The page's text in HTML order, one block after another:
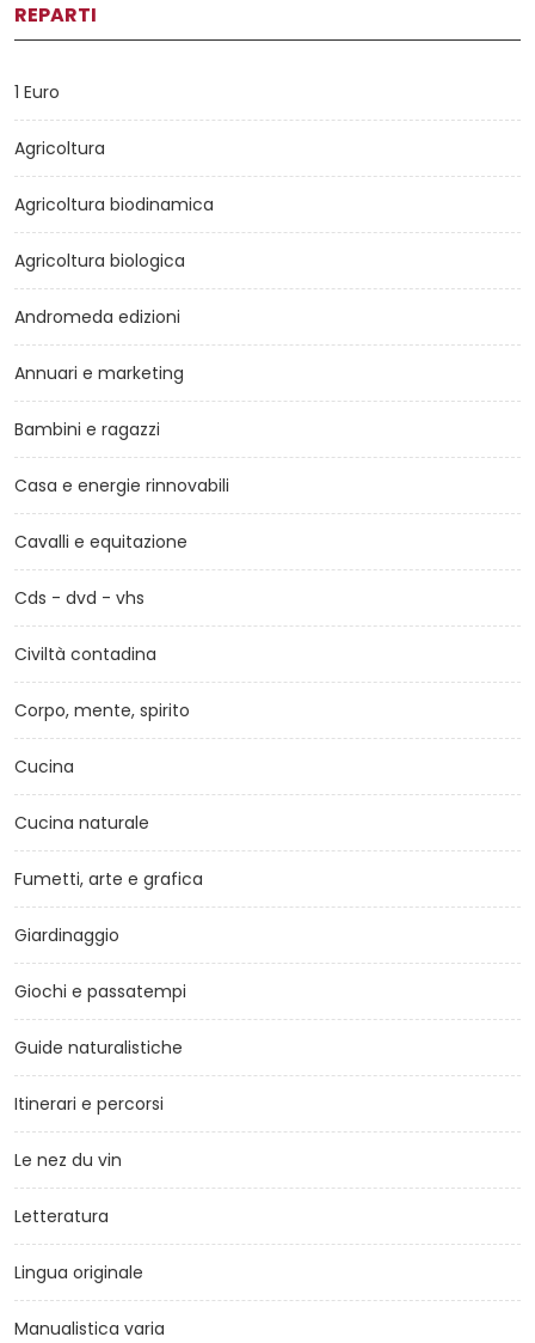
REPARTI
1 Euro
Agricoltura
Agricoltura biodinamica
Agricoltura biologica
Andromeda edizioni
Annuari e marketing
Bambini e ragazzi
Casa e energie rinnovabili
Cavalli e equitazione
Cds - dvd - vhs
Civiltà contadina
Corpo, mente, spirito
Cucina
Cucina naturale
Fumetti, arte e grafica
Giardinaggio
Giochi e passatempi
Guide naturalistiche
Itinerari e percorsi
Le nez du vin
Letteratura
Lingua originale
Manualistica varia